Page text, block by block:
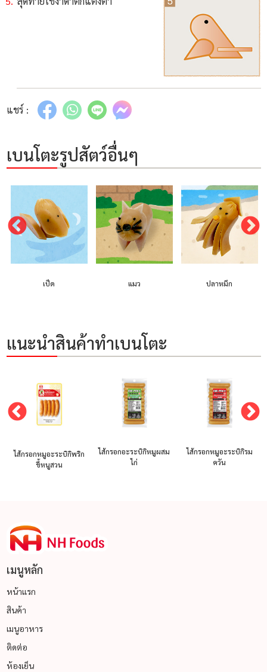
แชร์ :
เบนโตะรูปสัตว์อื่นๆ
เป็ด แมว ปลาหมึก
แนะนำสินค้าทำเบนโตะ
ไส้กรอกหมูอะระบิกิพริก
ขี้หนูสวน
ไส้กรอกอะระบิกิหมูผสม
ไก่
ไส้กรอกหมูอะระบิกิรม
ควัน
เมนูหลัก
หน้าแรก
สินค้า
เมนูอาหาร
ติดต่อ
ห้องเย็น